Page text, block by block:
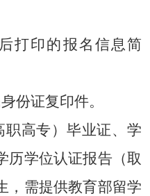
打印的报名信息简
份证复印件。
职高专）毕业证、学
历学位认证报告（取
，需提供教育部留学